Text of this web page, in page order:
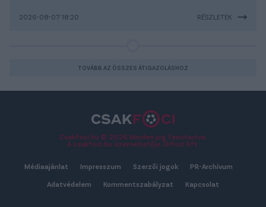
2026-08-07 18:20 RÉSZLETEK
TOVÁBB AZ ÖSSZES ÁTIGAZOLÁSHOZ
Csakfoci.hu © 2026 Minden jog fenntartva.
A csakfoci.hu üzemeltetője: DrFoci Kft.
Médiaajánlat Impresszum Szerzői jogok PR-Archívum
Adatvédelem Kommentszabályzat Kapcsolat